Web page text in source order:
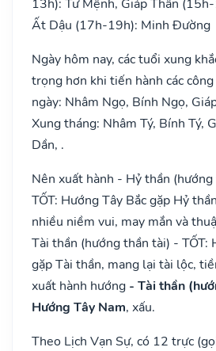
13h): Tư Mệnh, Giáp Thân
Ất Dậu (17h-19h): Minh Đường
Ngày hôm nay, các tuổi xung
trọng hơn khi tiến hành các
ngày: Nhâm Ngọ, Bính Ngọ,
Xung tháng: Nhâm Tý, Bính Tý,
Dần, .
Nên xuất hành - Hỷ thần
TỐT: Hướng Tây Bắc gặp Hỷ
nhiều niềm vui, may mắn và
Tài thần (hướng thần tài) - TỐT:
gặp Tài thần, mang lại tài lộc,
xuất hành hướng - Tài thần
Hướng Tây Nam, xấu.
Theo Lịch Vạn Sự, có 12 trực